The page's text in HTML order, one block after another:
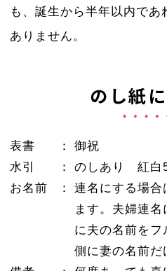
も、誕生から半年以内で
ありません。
のし紙
表書
御祝
水引
のしあり 紅白
お名前
連名にする場合
ます。夫婦連
に夫の名前をフ
側に妻の名前だ